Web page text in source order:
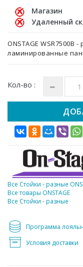
Магазин
Удаленный
ONSTAGE WSR7500B
ламинированные
Кол-во :
Все Стойки - разные
Все товары ONSTAGE
Все Стойки - разные
Программа
Условия доставки